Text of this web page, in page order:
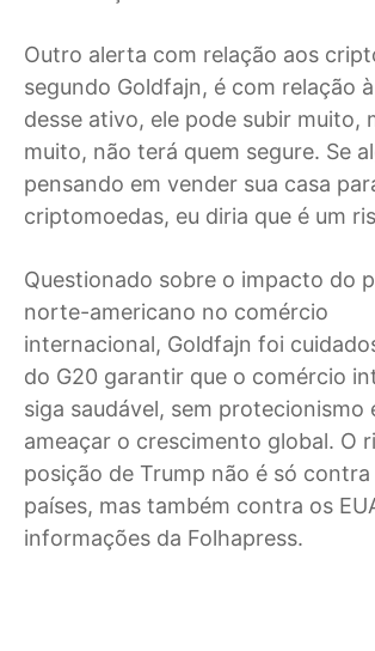
Outro alerta com relação aos
segundo Goldfajn, é com relação
desse ativo, ele pode subir muito,
muito, não terá quem segure. Se
pensando em vender sua casa
criptomoedas, eu diria que é um
Questionado sobre o impacto do
norte-americano no comércio
internacional, Goldfajn foi
do G20 garantir que o comércio
siga saudável, sem protecionismo
ameaçar o crescimento global. O
posição de Trump não é só
países, mas também contra os
informações da Folhapress.